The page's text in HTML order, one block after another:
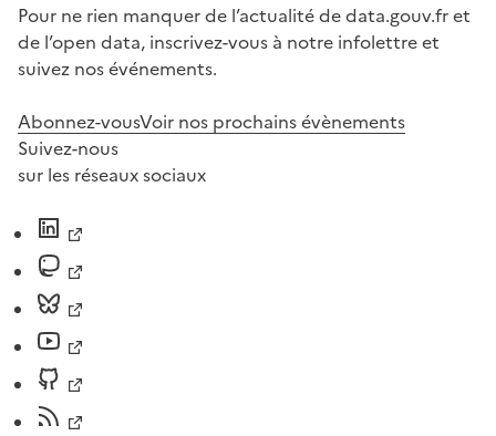
Pour ne rien manquer de l’actualité de data.gouv.fr et
de l’open data, inscrivez-vous à notre infolettre et
suivez nos événements.
Abonnez-vousVoir nos prochains évènements
Suivez-nous
sur les réseaux sociaux